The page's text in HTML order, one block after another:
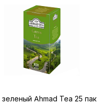
зеленый Ahmad Tea 25 пак